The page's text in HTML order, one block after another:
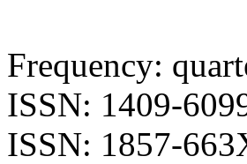
Frequency:
ISSN: 1409-
ISSN: 1857-